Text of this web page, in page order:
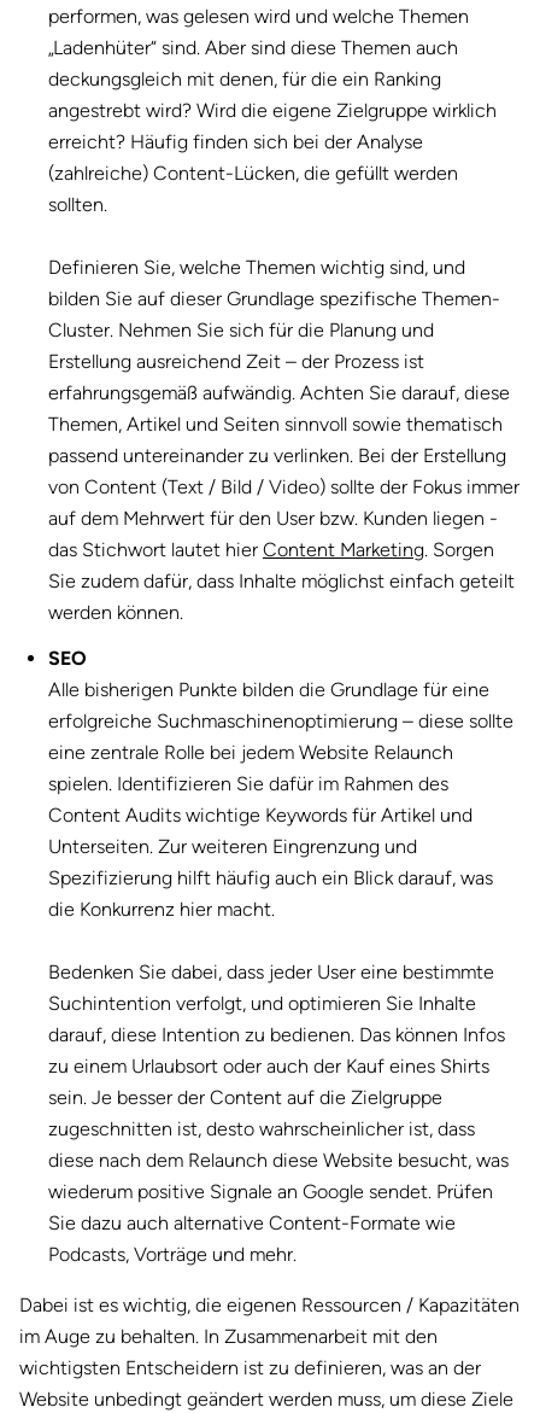
performen, was gelesen wird und welche Themen
„Ladenhüter“ sind. Aber sind diese Themen auch
deckungsgleich mit denen, für die ein Ranking
angestrebt wird? Wird die eigene Zielgruppe wirklich
erreicht? Häufig finden sich bei der Analyse
(zahlreiche) Content-Lücken, die gefüllt werden
sollten.
Definieren Sie, welche Themen wichtig sind, und
bilden Sie auf dieser Grundlage spezifische Themen-
Cluster. Nehmen Sie sich für die Planung und
Erstellung ausreichend Zeit – der Prozess ist
erfahrungsgemäß aufwändig. Achten Sie darauf, diese
Themen, Artikel und Seiten sinnvoll sowie thematisch
passend untereinander zu verlinken. Bei der Erstellung
von Content (Text / Bild / Video) sollte der Fokus immer
auf dem Mehrwert für den User bzw. Kunden liegen -
das Stichwort lautet hier Content Marketing. Sorgen
Sie zudem dafür, dass Inhalte möglichst einfach geteilt
werden können.
SEO
Alle bisherigen Punkte bilden die Grundlage für eine
erfolgreiche Suchmaschinenoptimierung – diese sollte
eine zentrale Rolle bei jedem Website Relaunch
spielen. Identifizieren Sie dafür im Rahmen des
Content Audits wichtige Keywords für Artikel und
Unterseiten. Zur weiteren Eingrenzung und
Spezifizierung hilft häufig auch ein Blick darauf, was
die Konkurrenz hier macht.
Bedenken Sie dabei, dass jeder User eine bestimmte
Suchintention verfolgt, und optimieren Sie Inhalte
darauf, diese Intention zu bedienen. Das können Infos
zu einem Urlaubsort oder auch der Kauf eines Shirts
sein. Je besser der Content auf die Zielgruppe
zugeschnitten ist, desto wahrscheinlicher ist, dass
diese nach dem Relaunch diese Website besucht, was
wiederum positive Signale an Google sendet. Prüfen
Sie dazu auch alternative Content-Formate wie
Podcasts, Vorträge und mehr.
Dabei ist es wichtig, die eigenen Ressourcen / Kapazitäten
im Auge zu behalten. In Zusammenarbeit mit den
wichtigsten Entscheidern ist zu definieren, was an der
Website unbedingt geändert werden muss, um diese Ziele